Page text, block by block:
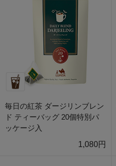
毎日の紅茶 ダージリンブレン
ド ティーバッグ 20個特別パ
ッケージ入
1,080円